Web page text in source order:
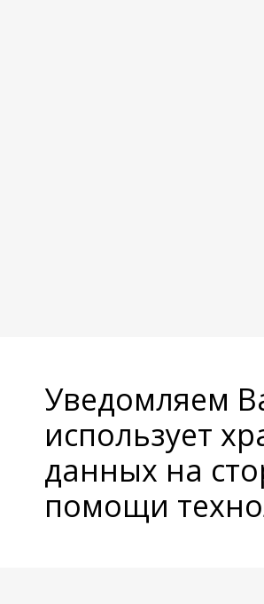
Уведомляем
использует
данных на
помощи